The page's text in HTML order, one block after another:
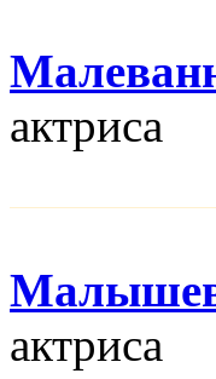
актриса
актриса